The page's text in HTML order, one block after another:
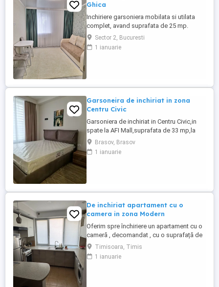
Ghica
Inchiriere garsoniera mobilata si utilata
complet, avand suprafata de 25 mp.
Garsoniera se afla in zona Doamna Ghica,
in apropiere de mijloacele de transport in
comun si magazine. Garsoniera este la
Sector 2, Bucuresti
1 ianuarie
Garsoneira de inchiriat in zona
Centru Civic
Garsoniera de inchiriat in Centru Civic,in
spate la AFI Mall,suprafata de 33 mp,la
etajul 1 din 6,cu toate utilitatile incluse. In
proximitatea sa se afla mijloacele de
transport in comun, centre comerciale,
Brasov, Brasov
1 ianuarie
De inchiriat apartament cu o
camera in zona Modern
Oferim spre închiriere un apartament cu o
cameră , decomandat , cu o suprafață de
29 de mp situat la etajul 2 din 4!
Apartamentul este mobilat și utilat
complet Confortul termic este asigurat cu
Timisoara, Timis
1 ianuarie